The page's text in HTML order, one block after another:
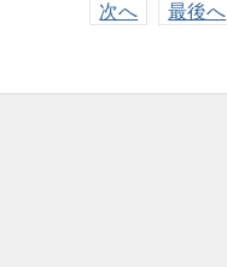
次へ 最後へ